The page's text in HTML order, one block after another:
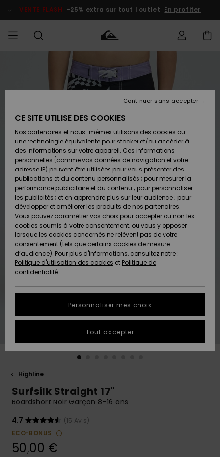
l'information
le
VENTE FLASH -25% extra sur tout l'outlet En profiter
Vêtements
Accessoires
Chaussures
& Tongs
Surf
Snow
Nouveautés
A
Découvrir
Vêtements
Accessoires
Chaussures
& Tongs
Surf
Snow
Nouveautés
A
Découvrir
FEMME
Shop
Nouveautés
A
Découvrir
Snow
SURF
Surf Shop
Homme
Enfant
Highlights
Communauté
SNOW
Snow
Shop
Homme
Snow
Shop
Enfant
Snow
Shop
Femme
A
Découvrir
Communauté
VENTE
FLASH
Outlet
Homme
Enfant
Outlet
Femme
Préférences
Langue Et
Région
français
Nederlands
AIDE &
CONTACT
Accéder à
ma
commande
Retours
Paiement
Carte
Cadeau
Quiksilver
Freedom
Protection
des données
Démarrez
pour obtenir
question.
Démarrer
conversation
COLLECTION
CARTE
CADEAU
LISTE DE
SOUHAITS
Highline
Surfsilk Straight 17"
Boardshort Noir Garçon 8-16 ans
4.7
(15 Avis)
ECO-BONUS
50,00 €
CE SITE UTILISE DES COOKIES
Nos partenaires et nous-mêmes utilisons des cookies ou
une technologie équivalente pour stocker et/ou accéder à
des informations sur votre appareil. Ces informations
personnelles (comme vos données de navigation et votre
adresse IP) peuvent être utilisées pour vous présenter des
publications et du contenu personnalisés ; pour mesurer la
performance publicitaire et du contenu ; pour personnaliser
les publicités ; et en apprendre plus sur leur audience ; pour
développer et améliorer les produits de nos partenaires.
Vous pouvez paramétrer vos choix pour accepter ou non les
cookies soumis à votre consentement, ou vous y opposer
lorsque les cookies concernés ne relèvent pas de votre
consentement (tels que certains cookies de mesure
d’audience). Pour plus d'informations, consultez notre :
Politique d'utilisation des cookies et Politique de
confidentialité
Personnaliser mes choix
Continuer sans accepter
Tout accepter